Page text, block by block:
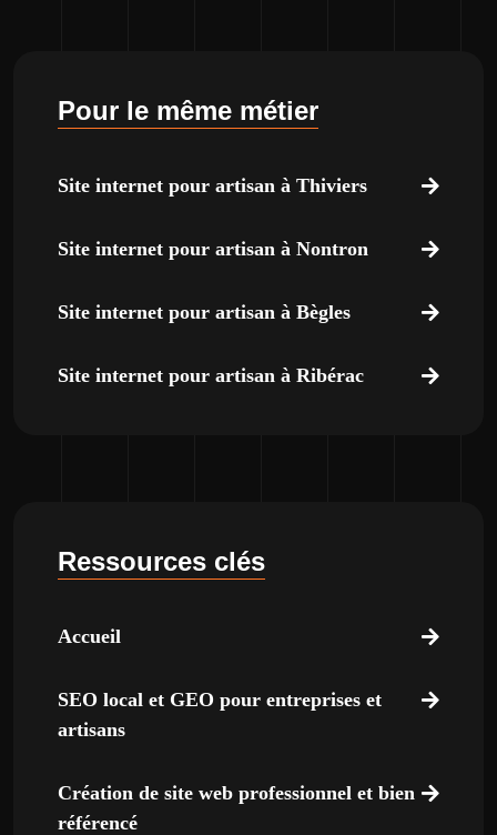
Pour le même métier
Site internet pour artisan à Thiviers
Site internet pour artisan à Nontron
Site internet pour artisan à Bègles
Site internet pour artisan à Ribérac
Ressources clés
Accueil
SEO local et GEO pour entreprises et
artisans
Création de site web professionnel et bien
référencé